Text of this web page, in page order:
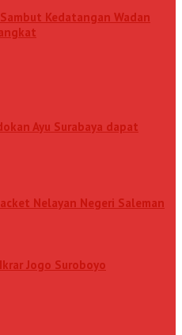
Kedatangan Wadan
Ayu Surabaya dapat
Nelayan Negeri Saleman
Jogo Suroboyo